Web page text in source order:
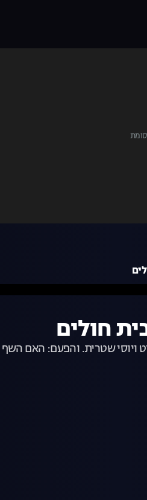
ויוסי שטרית. והפעם: האם